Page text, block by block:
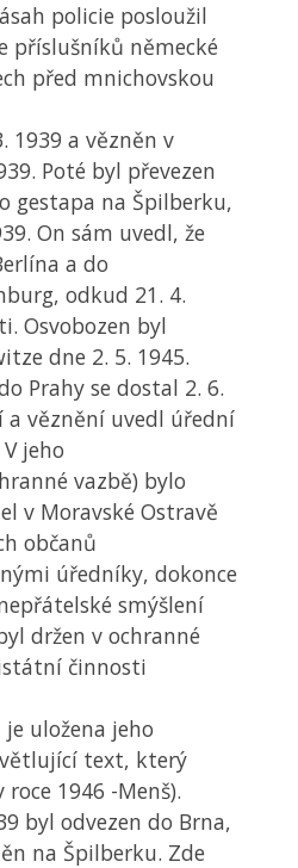
policie posloužil
příslušníků německé
před mnichovskou
1939 a vězněn v
Poté byl převezen
gestapa na Špilberku,
On sám uvedl, že
a do
odkud 21. 4.
Osvobozen byl
dne 2. 5. 1945.
Prahy se dostal 2. 6.
a věznění uvedl úřední
jeho
vazbě) bylo
v Moravské Ostravě
občanů
úředníky, dokonce
smýšlení
držen v ochranné
činnosti
uložena jeho
text, který
1946 -Menš).
byl odvezen do Brna,
na Špilberku. Zde